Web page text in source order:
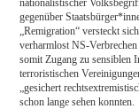
gegenüber
„Remigration“ versteckt
verharmlost NS-
somit Zugang zu sensiblen
terroristischen
„gesichert
schon lange sehen konnten.